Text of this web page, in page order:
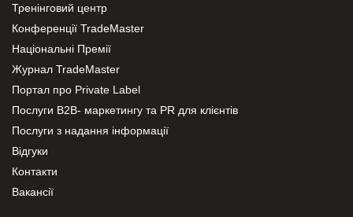
Тренінговий центр
Конференції TradeMaster
Національні Премії
Журнал TradeMaster
Портал про Private Label
Послуги В2В- маркетингу та PR для клієнтів
Послуги з надання інформації
Відгуки
Контакти
Вакансії